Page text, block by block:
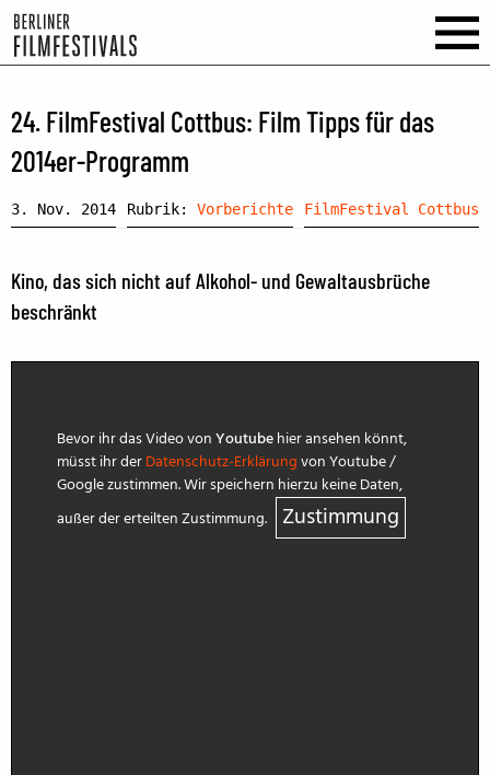
24. FilmFestival Cottbus: Film Tipps für das
2014er-Programm
3. Nov. 2014 Rubrik: Vorberichte FilmFestival Cottbus
Kino, das sich nicht auf Alkohol- und Gewaltausbrüche
beschränkt
Bevor ihr das Video vonYoutubehier ansehen könnt,
müsst ihr derDatenschutz-Erklärungvon Youtube /
Google zustimmen. Wir speichern hierzu keine Daten,
außer der erteilten Zustimmung.
Zustimmung